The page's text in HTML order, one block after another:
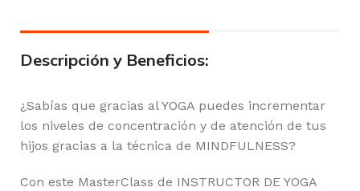
Descripción y Beneficios:
¿Sabías que gracias al YOGA puedes incrementar
los niveles de concentración y de atención de tus
hijos gracias a la técnica de MINDFULNESS?
Con este MasterClass de INSTRUCTOR DE YOGA